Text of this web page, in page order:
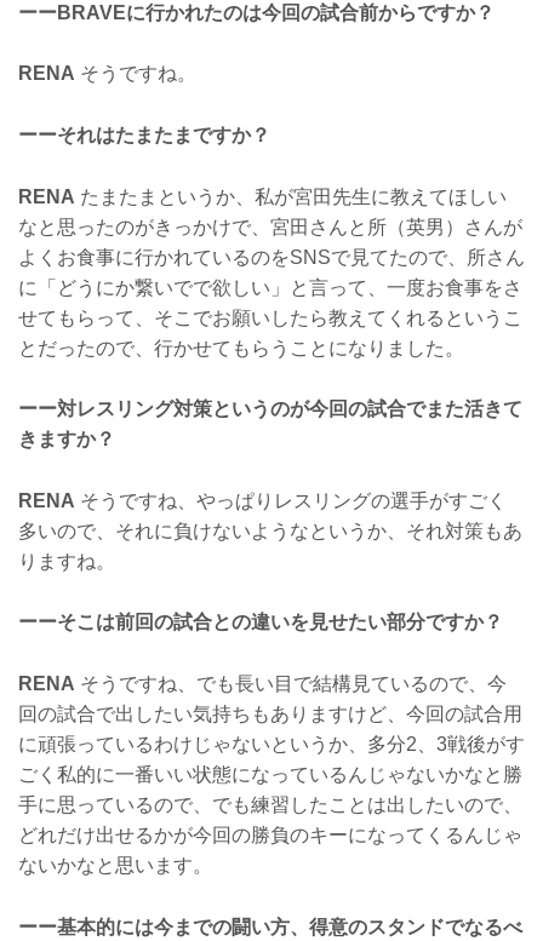
ーーBRAVEに行かれたのは今回の試合前からですか？
RENA そうですね。
ーーそれはたまたまですか？
RENA たまたまというか、私が宮田先生に教えてほしい
なと思ったのがきっかけで、宮田さんと所（英男）さんが
よくお食事に行かれているのをSNSで見てたので、所さん
に「どうにか繋いでで欲しい」と言って、一度お食事をさ
せてもらって、そこでお願いしたら教えてくれるというこ
とだったので、行かせてもらうことになりました。
ーー対レスリング対策というのが今回の試合でまた活きて
きますか？
RENA そうですね、やっぱりレスリングの選手がすごく
多いので、それに負けないようなというか、それ対策もあ
りますね。
ーーそこは前回の試合との違いを見せたい部分ですか？
RENA そうですね、でも長い目で結構見ているので、今
回の試合で出したい気持ちもありますけど、今回の試合用
に頑張っているわけじゃないというか、多分2、3戦後がす
ごく私的に一番いい状態になっているんじゃないかなと勝
手に思っているので、でも練習したことは出したいので、
どれだけ出せるかが今回の勝負のキーになってくるんじゃ
ないかなと思います。
ーー基本的には今までの闘い方、得意のスタンドでなるべ